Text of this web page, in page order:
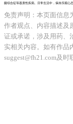
腿综合征等器质性疾病。日常生活中，保持乐观心
免责声明：本页面信息
作者观点、内容描述及
证或承诺，涉及用药、
实相关内容。如有作品
suggest@fh21.com及时